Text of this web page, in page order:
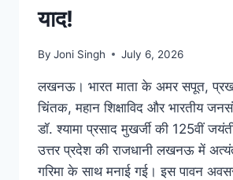
याद!
By Joni Singh July 6, 2026
लखनऊ। भारत माता के अमर सपूत, प्रखर
चिंतक, महान शिक्षाविद और भारतीय
डॉ. श्यामा प्रसाद मुखर्जी की 125वीं
उत्तर प्रदेश की राजधानी लखनऊ में
गरिमा के साथ मनाई गई। इस पावन